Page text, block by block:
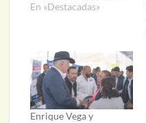
En «Destacadas»
Enrique Vega y